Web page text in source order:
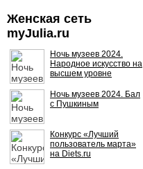
Женская сеть
myJulia.ru
Ночь музеев 2024.
Народное искусство на
высшем уровне
Ночь музеев 2024. Бал
с Пушкиным
Конкурс «Лучший
пользователь марта»
на Diets.ru